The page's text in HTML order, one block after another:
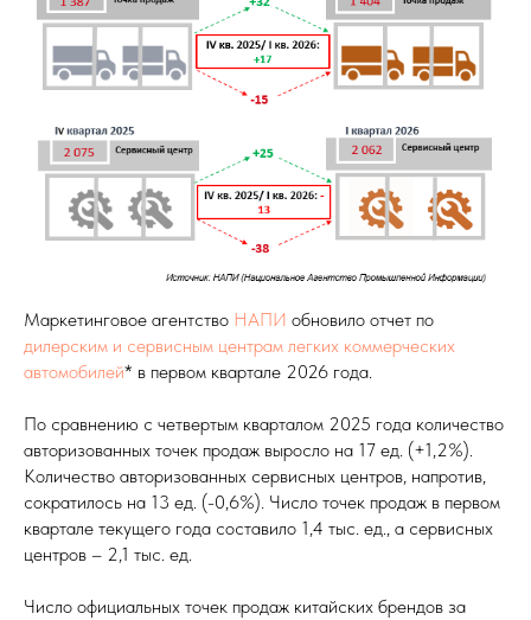
Маркетинговое агентство НАПИ обновило отчет по
дилерским и сервисным центрам легких коммерческих
автомобилей* в первом квартале 2026 года.
По сравнению с четвертым кварталом 2025 года количество
авторизованных точек продаж выросло на 17 ед. (+1,2%).
Количество авторизованных сервисных центров, напротив,
сократилось на 13 ед. (-0,6%). Число точек продаж в первом
квартале текущего года составило 1,4 тыс. ед., а сервисных
центров – 2,1 тыс. ед.
Число официальных точек продаж китайских брендов за